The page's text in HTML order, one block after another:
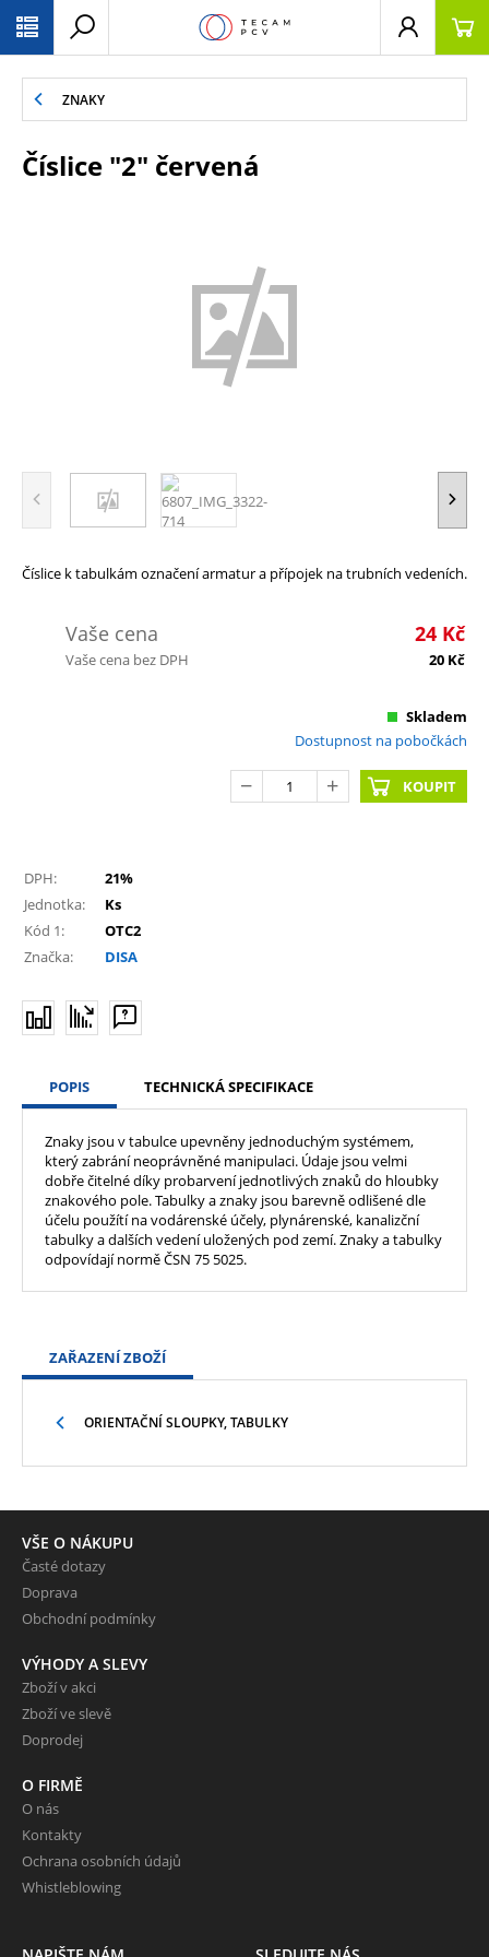
ZNAKY
Číslice "2" červená
Číslice k tabulkám označení armatur a přípojek na trubních vedeních.
Vaše cena 24 Kč
Vaše cena bez DPH 20 Kč
Skladem
Dostupnost na pobočkách
KOUPIT
DPH:
21%
Jednotka:
Ks
Kód 1:
OTC2
Značka:
DISA
POPIS TECHNICKÁ SPECIFIKACE
Znaky jsou v tabulce upevněny jednoduchým systémem,
který zabrání neoprávněné manipulaci. Údaje jsou velmi
dobře čitelné díky probarvení jednotlivých znaků do hloubky
znakového pole. Tabulky a znaky jsou barevně odlišené dle
účelu použítí na vodárenské účely, plynárenské, kanalizční
tabulky a dalších vedení uložených pod zemí. Znaky a tabulky
odpovídají normě ČSN 75 5025.
ZAŘAZENÍ ZBOŽÍ
ORIENTAČNÍ SLOUPKY, TABULKY
VŠE O NÁKUPU
Časté dotazy
Doprava
Obchodní podmínky
VÝHODY A SLEVY
Zboží v akci
Zboží ve slevě
Doprodej
O FIRMĚ
O nás
Kontakty
Ochrana osobních údajů
Whistleblowing